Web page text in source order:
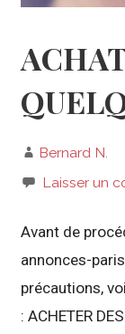
Bernard N.
Laisser un
Avant de
annonces-
précautions,
: ACHETER